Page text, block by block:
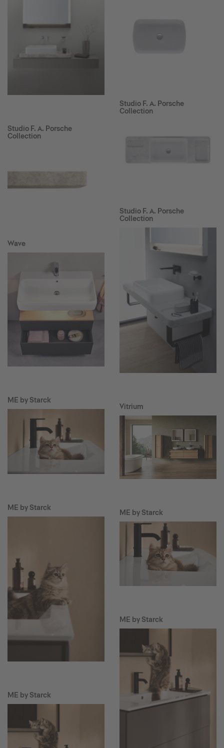
Studio F. A. Porsche
Collection
Wave
ME by Starck
ME by Starck
ME by Starck
Studio F. A. Porsche
Collection
Studio F. A. Porsche
Collection
Vitrium
ME by Starck
ME by Starck